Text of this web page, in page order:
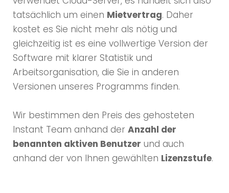
tatsächlich um einen Mietvertrag. Daher
kostet es Sie nicht mehr als nötig und
gleichzeitig ist es eine vollwertige Version der
Software mit klarer Statistik und
Arbeitsorganisation, die Sie in anderen
Versionen unseres Programms finden.
Wir bestimmen den Preis des gehosteten
Instant Team anhand der Anzahl der
benannten aktiven Benutzer und auch
anhand der von Ihnen gewählten Lizenzstufe.